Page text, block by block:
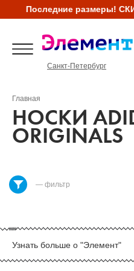
Последние размеры!
Санкт-Петербург
Главная
НОСКИ
ORIGINALS
— фильтр
Узнать больше о "Элемент"
ПЕТЕРБУРГЕ